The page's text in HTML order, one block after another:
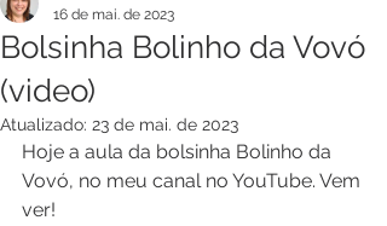
Bolsinha Bolinho da Vovó
(video)
16 de mai. de 2023
Atualizado: 23 de mai. de 2023
Hoje a aula da bolsinha Bolinho da
Vovó, no meu canal no YouTube. Vem
ver!